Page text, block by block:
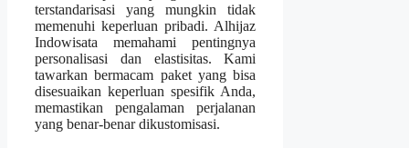
terstandarisasi yang mungkin tidak
memenuhi keperluan pribadi. Alhijaz
Indowisata memahami pentingnya
personalisasi dan elastisitas. Kami
tawarkan bermacam paket yang bisa
disesuaikan keperluan spesifik Anda,
memastikan pengalaman perjalanan
yang benar-benar dikustomisasi.